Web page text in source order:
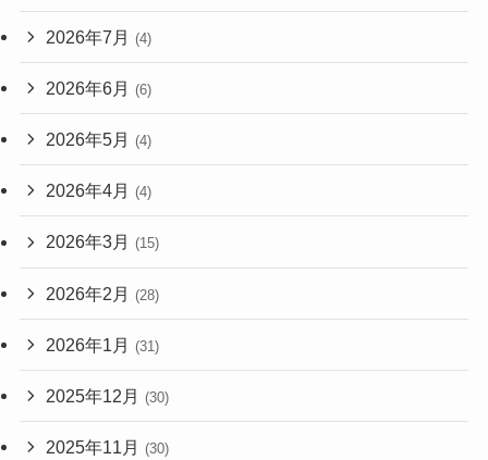
2026年7月 (4)
2026年6月 (6)
2026年5月 (4)
2026年4月 (4)
2026年3月 (15)
2026年2月 (28)
2026年1月 (31)
2025年12月 (30)
2025年11月 (30)